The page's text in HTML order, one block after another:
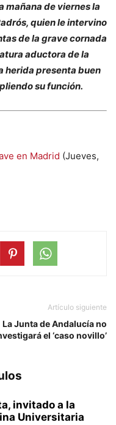
mañana de viernes la
quien le intervino
de la grave cornada
aductora de la
herida presenta buen
su función.
en Madrid (Jueves,
Artículo siguiente
La Junta de Andalucía no
el ‘caso novillo’
invitado a la
Universitaria